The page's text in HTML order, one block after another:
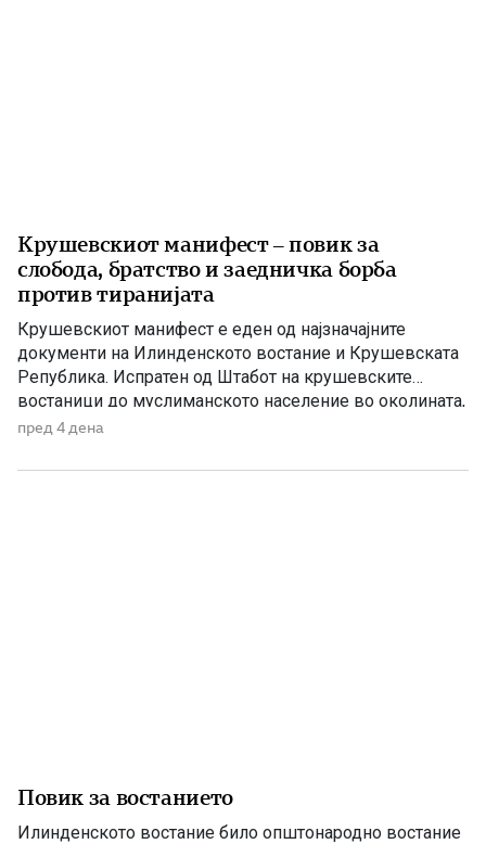
Крушевскиот манифест – повик за
слобода, братство и заедничка борба
против тиранијата
Крушевскиот манифест е еден од најзначајните
документи на Илинденското востание и Крушевската
Република. Испратен од Штабот на крушевските
востаници до муслиманското население во околината,
тој претставува повик за заедничка борба против
верата и народноста. Крушевскиот манифест Браќа
пред 4 дена
Повик за востанието
Илинденското востание било општонародно востание